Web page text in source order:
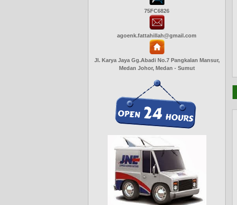
75FC6826
agoenk.fattahillah@gmail.com
Jl. Karya Jaya Gg.Abadi No.7 Pangkalan Mansur,
Medan Johor, Medan - Sumut